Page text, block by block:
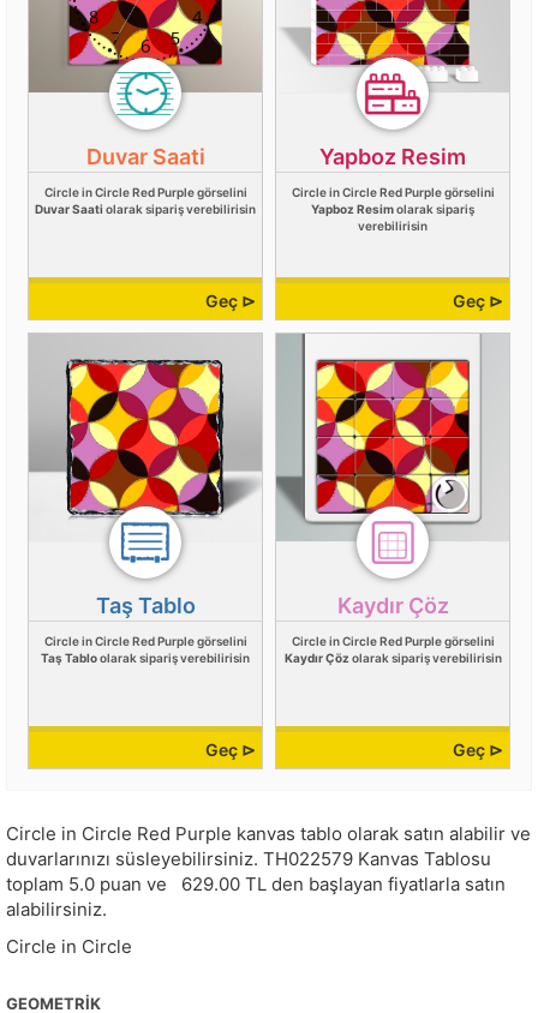
Duvar Saati
Circle in Circle Red Purple görselini
Duvar Saati olarak sipariş verebilirisin
Geç ⊳
Yapboz Resim
Circle in Circle Red Purple görselini
Yapboz Resimolarak sipariş
verebilirisin
Geç ⊳
Taş Tablo
Circle in Circle Red Purple görselini
Taş Tabloolarak sipariş verebilirisin
Geç ⊳
Kaydır Çöz
Circle in Circle Red Purple görselini
Kaydır Çöz olarak sipariş verebilirisin
Geç ⊳
Circle in Circle Red Purple kanvas tablo olarak satın alabilir ve
duvarlarınızı süsleyebilirsiniz. TH022579 Kanvas Tablosu
toplam 5.0 puan ve 629.00 TL den başlayan fiyatlarla satın
alabilirsiniz.
Circle in Circle
GEOMETRIK